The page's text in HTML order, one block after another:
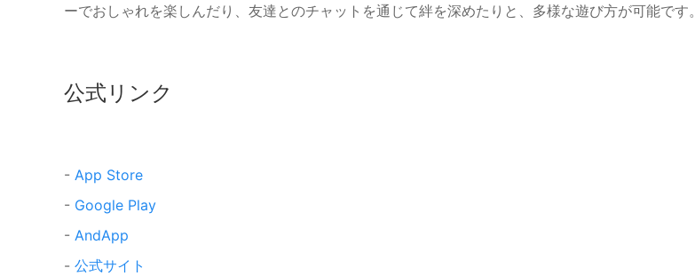
ーでおしゃれを楽しんだり、友達とのチャットを通じて絆を深めたりと、多様な遊び方が可能です。
公式リンク
- App Store
- Google Play
- AndApp
- 公式サイト